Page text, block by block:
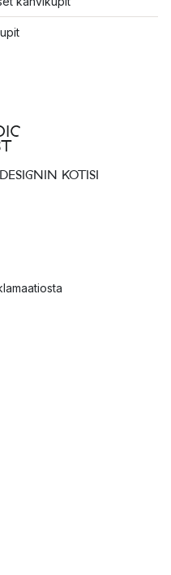
KOTISI